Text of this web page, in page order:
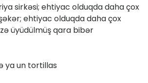
sirkəsi; ehtiyac olduqda daha çox
ehtiyac olduqda daha çox
üyüdülmüş qara bibər
ya un tortillas